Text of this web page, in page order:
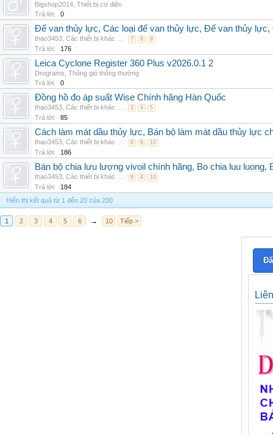
Bigshop2014 Thiết bị cơ điện
Trả lời:
0
Đế van thủy lực, Các loại đế van thủy lực, Đế van thủy
thao3453 Các thiết bị khác ... 7 8 9
Trả lời: 176
Leica Cyclone Register 360 Plus v2026.0.1 2
Drograms Thông gió thông thường
Trả lời:
0
Đồng hồ đo áp suất Wise Chính hãng Hàn Quốc
thao3453 Các thiết bị khác ... 3 4 5
Trả lời: 85
Cách làm mát dầu thủy lực, Bán bộ làm mát dầu thủy lực
thao3453 Các thiết bị khác ... 8 9 10
Trả lời: 186
Bán bộ chia lưu lượng vivoil chính hãng, Bo chia luu
thao3453 Các thiết bị khác ... 8 9 10
Trả lời:
184
Hiển thị kết quả từ 1 đến 20 của 200
1 2 3 4 5 6 → 10 Tiếp >